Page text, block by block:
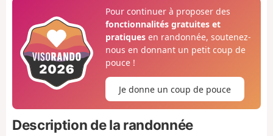
Pour continuer à proposer des
fonctionnalités gratuites et
pratiquesen randonnée, soutenez-
nous en donnant un petit coup de
pouce !
Je donne un coup de pouce
Description de la randonnée